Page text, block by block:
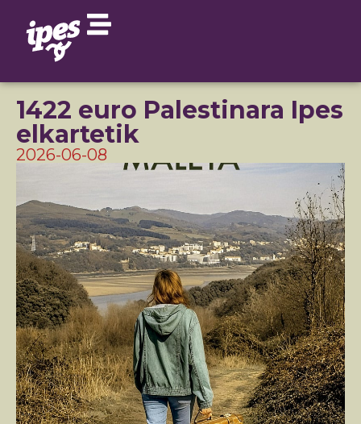
1422 euro Palestinara Ipes
elkartetik
2026-06-08